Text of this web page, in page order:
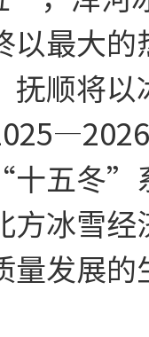
以最大
抚顺将以
五冬”
方冰雪
量发展